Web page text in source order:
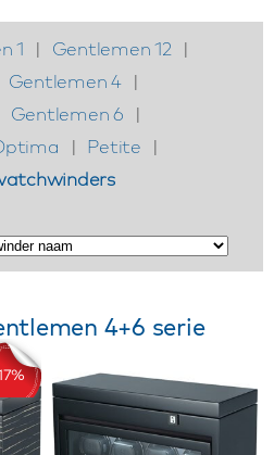
1 | Gentlemen 12
|
Gentlemen 4 |
Gentlemen 6
|
| Petite
|
4+6 serie